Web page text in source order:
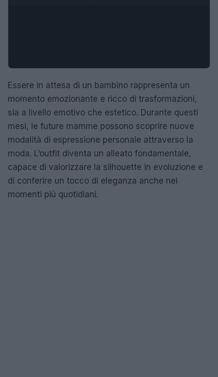
Essere in attesa di un bambino rappresenta un
momento emozionante e ricco di trasformazioni,
sia a livello emotivo che estetico. Durante questi
mesi, le future mamme possono scoprire nuove
modalità di espressione personale attraverso la
moda. L’outfit diventa un alleato fondamentale,
capace di valorizzare la silhouette in evoluzione e
di conferire un tocco di eleganza anche nei
momenti più quotidiani.